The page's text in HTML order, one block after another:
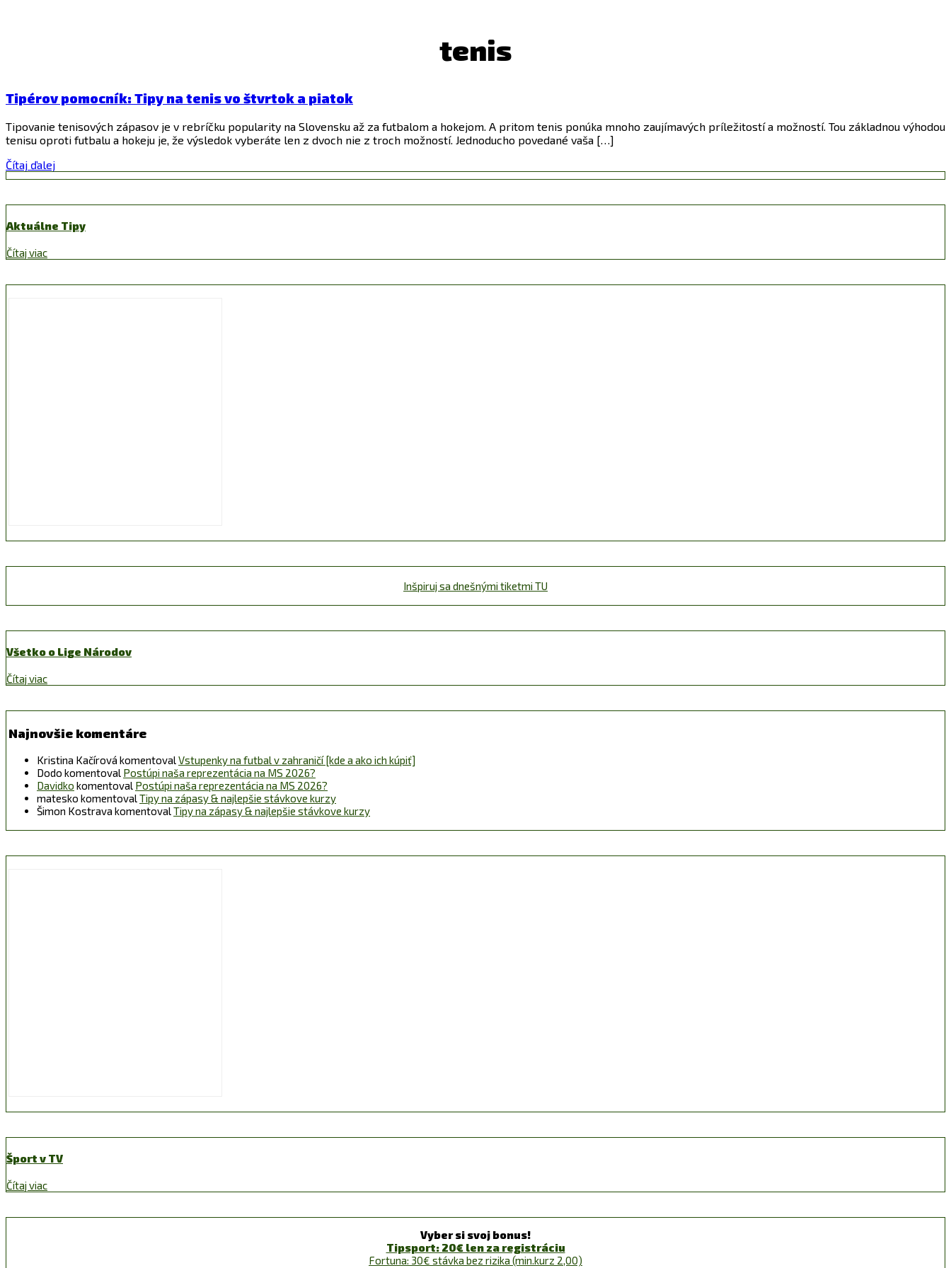
tenis
Tipérov pomocník: Tipy na tenis vo štvrtok a piatok
Tipovanie tenisových zápasov je v rebríčku popularity na Slovensku až za futbalom a hokejom. A pritom tenis ponúka mnoho zaujímavých príležitostí a možností. Tou základnou výhodou
tenisu oproti futbalu a hokeju je, že výsledok vyberáte len z dvoch nie z troch možností. Jednoducho povedané vaša […]
Čítaj ďalej
Aktuálne Tipy
Čítaj viac
Inšpiruj sa dnešnými tiketmi TU
Všetko o Lige Národov
Čítaj viac
Najnovšie komentáre
Kristina Kačírová komentovalVstupenky na futbal v zahraničí [kde a ako ich kúpiť]
Dodo komentoval Postúpi naša reprezentácia na MS 2026?
Davidko komentoval Postúpi naša reprezentácia na MS 2026?
matesko komentovalTipy na zápasy & najlepšie stávkove kurzy
Šimon Kostrava komentovalTipy na zápasy & najlepšie stávkove kurzy
Šport v TV
Čítaj viac
Vyber si svoj bonus!
Tipsport: 20€ len za registráciu
Fortuna: 30€ stávka bez rizika (min.kurz 2,00)